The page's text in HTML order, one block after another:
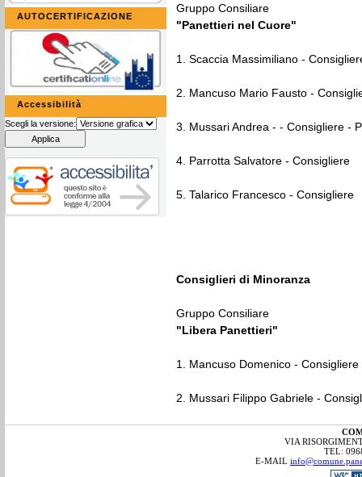
AUTOCERTIFICAZIONE
Accessibilità
Scegli la versione:
Gruppo Consiliare
"Panettieri nel Cuore"
1. Scaccia Massimiliano -
2. Mancuso Mario Fausto -
3. Mussari Andrea - - Consigliere -
4. Parrotta Salvatore - Consigliere
5. Talarico Francesco - Consigliere
Consiglieri di Minoranza
Gruppo Consiliare
"Libera Panettieri"
1. Mancuso Domenico -
2. Mussari Filippo Gabriele -
VIA
TEL:
E-MAIL